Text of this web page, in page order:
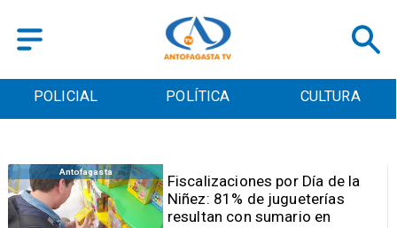
POLICIAL POLÍTICA CULTURA
Antofagasta
Tribunal frena opción de pena
mixta para Karen Rojo por ahora